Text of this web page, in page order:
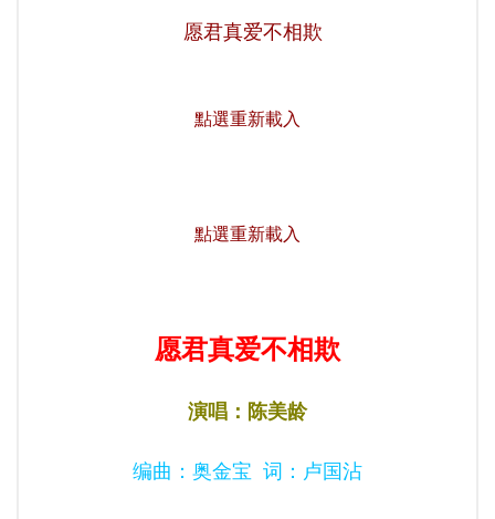
愿君真爱不相欺
點選重新載入
點選重新載入
愿君真爱不相欺
演唱：陈美龄
编曲：奥金宝 词：卢国沾